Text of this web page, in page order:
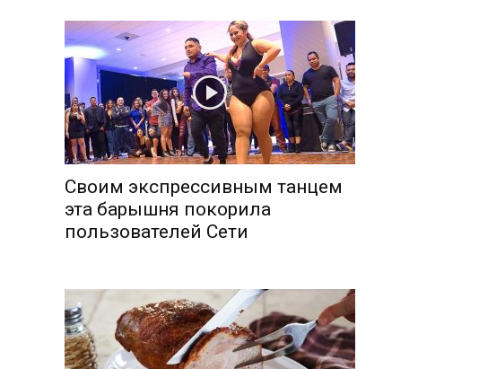
Своим экспрессивным танцем
эта барышня покорила
пользователей Сети